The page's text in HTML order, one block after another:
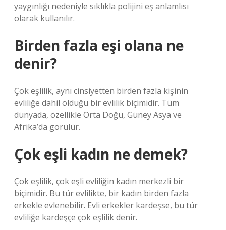
yaygınlığı nedeniyle sıklıkla polijini eş anlamlısı
olarak kullanılır.
Birden fazla eşi olana ne
denir?
Çok eşlilik, aynı cinsiyetten birden fazla kişinin
evliliğe dahil olduğu bir evlilik biçimidir. Tüm
dünyada, özellikle Orta Doğu, Güney Asya ve
Afrika’da görülür.
Çok eşli kadın ne demek?
Çok eşlilik, çok eşli evliliğin kadın merkezli bir
biçimidir. Bu tür evlilikte, bir kadın birden fazla
erkekle evlenebilir. Evli erkekler kardeşse, bu tür
evliliğe kardeşçe çok eşlilik denir.